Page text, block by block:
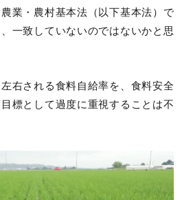
業・農村基本法（以下基本法）で
一致していないのではないかと思
右される食料自給率を、食料安全
標として過度に重視することは不